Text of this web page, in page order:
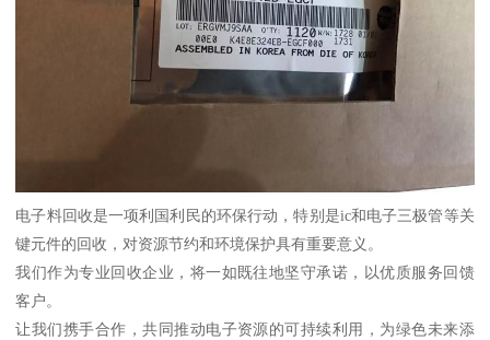
电子料回收是一项利国利民的环保行动，特别是ic和电子三极管等关
键元件的回收，对资源节约和环境保护具有重要意义。
我们作为专业回收企业，将一如既往地坚守承诺，以优质服务回馈
客户。
让我们携手合作，共同推动电子资源的可持续利用，为绿色未来添